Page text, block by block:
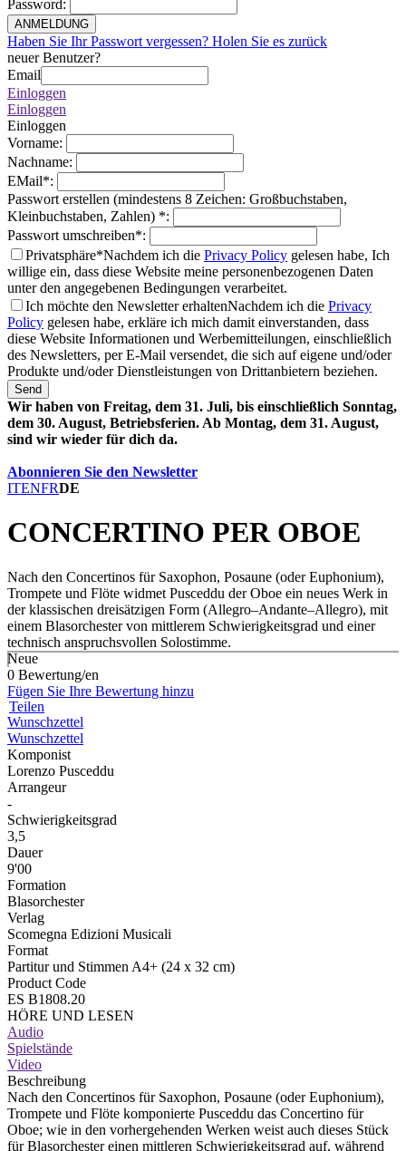
Password:
ANMELDUNG
Haben Sie Ihr Passwort vergessen? Holen Sie es zurück
neuer Benutzer?
Email
Einloggen
Einloggen
Einloggen
Vorname:
Nachname:
EMail*:
Passwort erstellen (mindestens 8 Zeichen: Großbuchstaben,
Kleinbuchstaben, Zahlen) *:
Passwort umschreiben*:
Privatsphäre*Nachdem ich die Privacy Policy gelesen habe, Ich
willige ein, dass diese Website meine personenbezogenen Daten
unter den angegebenen Bedingungen verarbeitet.
Ich möchte den Newsletter erhaltenNachdem ich die Privacy
Policy gelesen habe, erkläre ich mich damit einverstanden, dass
diese Website Informationen und Werbemitteilungen, einschließlich
des Newsletters, per E-Mail versendet, die sich auf eigene und/oder
Produkte und/oder Dienstleistungen von Drittanbietern beziehen.
Send
Wir haben von Freitag, dem 31. Juli, bis einschließlich Sonntag,
dem 30. August, Betriebsferien. Ab Montag, dem 31. August,
sind wir wieder für dich da.
Abonnieren Sie den Newsletter
ITENFRDE
CONCERTINO PER OBOE
Nach den Concertinos für Saxophon, Posaune (oder Euphonium),
Trompete und Flöte widmet Pusceddu der Oboe ein neues Werk in
der klassischen dreisätzigen Form (Allegro–Andante–Allegro), mit
einem Blasorchester von mittlerem Schwierigkeitsgrad und einer
technisch anspruchsvollen Solostimme.
Neue
0 Bewertung/en
Fügen Sie Ihre Bewertung hinzu
Teilen
Wunschzettel
Wunschzettel
Komponist
Lorenzo Pusceddu
Arrangeur
-
Schwierigkeitsgrad
3,5
Dauer
9'00
Formation
Blasorchester
Verlag
Scomegna Edizioni Musicali
Format
Partitur und Stimmen A4+ (24 x 32 cm)
Product Code
ES B1808.20
HÖRE UND LESEN
Audio
Spielstände
Video
Beschreibung
Nach den Concertinos für Saxophon, Posaune (oder Euphonium),
Trompete und Flöte komponierte Pusceddu das Concertino für
Oboe; wie in den vorhergehenden Werken weist auch dieses Stück
für Blasorchester einen mittleren Schwierigkeitsgrad auf, während